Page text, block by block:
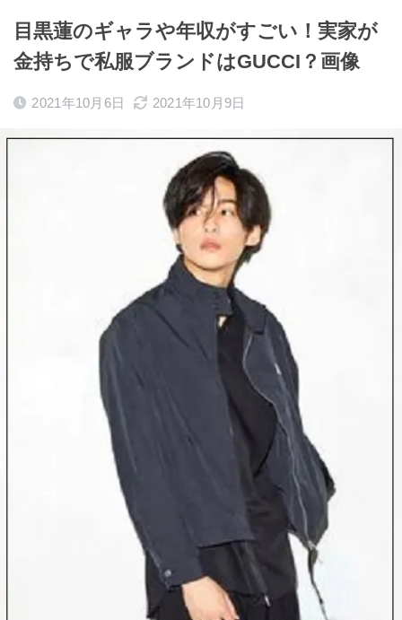
目黒蓮のギャラや年収がすごい！実家が
金持ちで私服ブランドはGUCCI？画像
2021年10月6日 2021年10月9日